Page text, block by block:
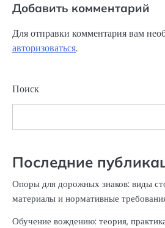
Добавить комментарий
Для отправки комментария вам
авторизоваться.
Поиск
Последние
Опоры для дорожных знаков: виды
материалы и нормативные
Обучение вождению: теория,